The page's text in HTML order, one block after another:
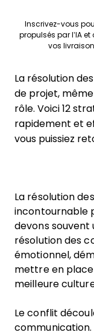
Inscrivez-vous
propulsés par l’IA
vos
La résolution
de projet,
rôle. Voici 12
rapidement et
vous puissiez
La résolution
incontournable
devons souvent
résolution des
émotionnel,
mettre en place
meilleure
Le conflit